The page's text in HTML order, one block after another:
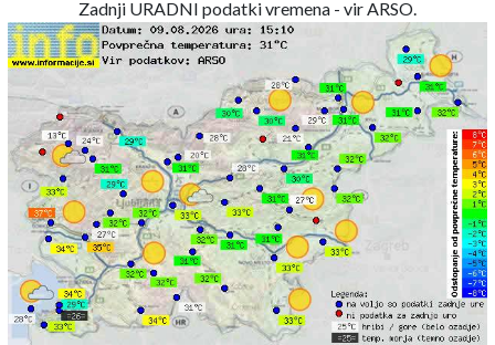
Zadnji URADNI podatki vremena - vir ARSO.